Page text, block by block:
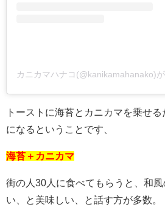
カニカマハナコ(@kanikamahanako)
トーストに海苔とカニカマを乗せ
になるということです、
海苔＋カニカマ
街の人30人に食べてもらうと、和風
い、と美味しい、と話す方が多数。